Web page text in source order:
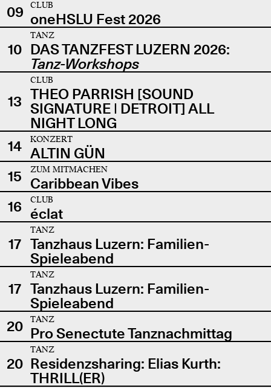
09
CLUB
oneHSLU Fest 2026
10
TANZ
DAS TANZFEST LUZERN 2026:
Tanz-Workshops
13
CLUB
THEO PARRISH [SOUND
SIGNATURE | DETROIT] ALL
NIGHT LONG
14
KONZERT
ALTIN GÜN
15
ZUM MITMACHEN
Caribbean Vibes
16
CLUB
éclat
17
TANZ
Tanzhaus Luzern: Familien-
Spieleabend
17
TANZ
Tanzhaus Luzern: Familien-
Spieleabend
20
TANZ
Pro Senectute Tanznachmittag
20
TANZ
Residenzsharing: Elias Kurth:
THRILL(ER)